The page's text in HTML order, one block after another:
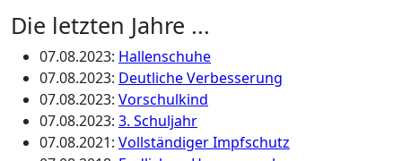
Die letzten Jahre ...
07.08.2023: Hallenschuhe
07.08.2023: Deutliche Verbesserung
07.08.2023: Vorschulkind
07.08.2023: 3. Schuljahr
07.08.2021: Vollständiger Impfschutz